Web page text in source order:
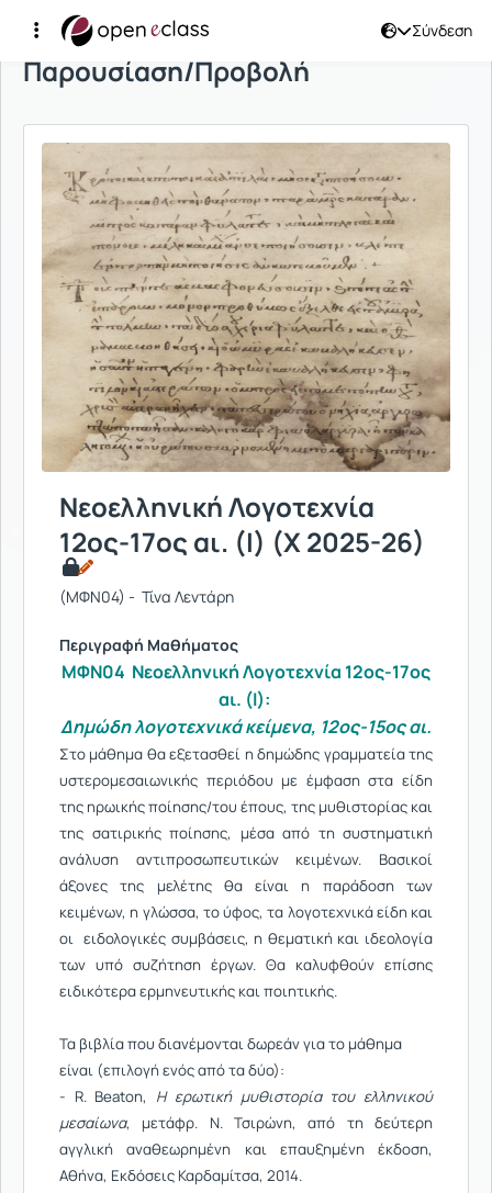
Σύνδεση
Παρουσίαση/Προβολή
Νεοελληνική Λογοτεχνία
12ος-17ος αι. (I) (Χ 2025-26)
(ΜΦΝ04) - Τίνα Λεντάρη
Περιγραφή Μαθήματος
ΜΦΝ04 Νεοελληνική Λογοτεχνία 12ος-17ος
αι. (I):
Δημώδη λογοτεχνικά κείμενα, 12ος-15ος αι.
Στο μάθημα θα εξετασθεί η δημώδης γραμματεία της
υστερομεσαιωνικής περιόδου με έμφαση στα είδη
της ηρωικής ποίησης/του έπους, της μυθιστορίας και
της σατιρικής ποίησης, μέσα από τη συστηματική
ανάλυση αντιπροσωπευτικών κειμένων. Βασικοί
άξονες της μελέτης θα είναι η παράδοση των
κειμένων, η γλώσσα, το ύφος, τα λογοτεχνικά είδη και
οι ειδολογικές συμβάσεις, η θεματική και ιδεολογία
των υπό συζήτηση έργων. Θα καλυφθούν επίσης
ειδικότερα ερμηνευτικής και ποιητικής.
Τα βιβλία που διανέμονται δωρεάν για το μάθημα
είναι (επιλογή ενός από τα δύο):
- R. Beaton, Η ερωτική μυθιστορία του ελληνικού
μεσαίωνα, μετάφρ. Ν. Τσιρώνη, από τη δεύτερη
αγγλική αναθεωρημένη και επαυξημένη έκδοση,
Αθήνα, Εκδόσεις Καρδαμίτσα, 2014.